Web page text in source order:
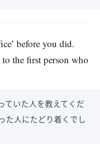
before you did.
the first person who
ていた人を教えてくだ
た人にたどり着くでし